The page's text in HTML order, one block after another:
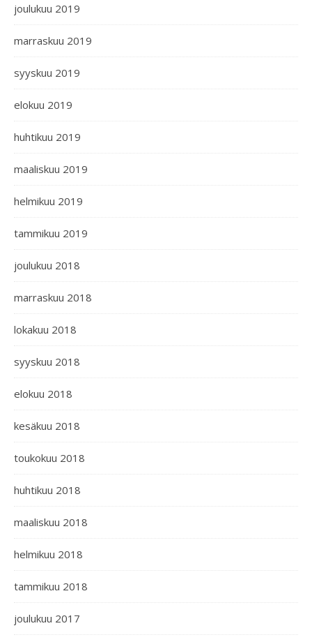
joulukuu 2019
marraskuu 2019
syyskuu 2019
elokuu 2019
huhtikuu 2019
maaliskuu 2019
helmikuu 2019
tammikuu 2019
joulukuu 2018
marraskuu 2018
lokakuu 2018
syyskuu 2018
elokuu 2018
kesäkuu 2018
toukokuu 2018
huhtikuu 2018
maaliskuu 2018
helmikuu 2018
tammikuu 2018
joulukuu 2017